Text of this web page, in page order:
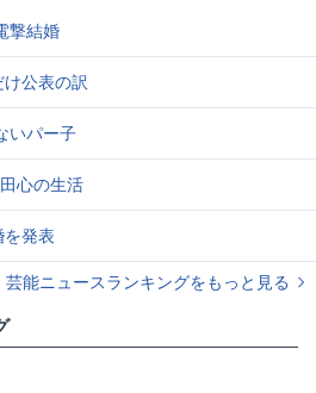
撃結婚
公表の訳
いパー子
心の生活
発表
芸能ニュースランキングをもっと見る